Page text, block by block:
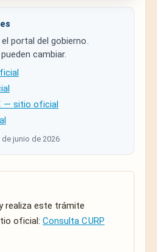
portal del gobierno.
cambiar.
— sitio oficial
junio de 2026
realiza este trámite
oficial:Consulta CURP